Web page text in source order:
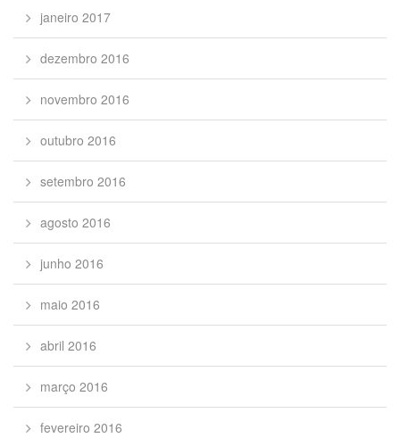
janeiro 2017
dezembro 2016
novembro 2016
outubro 2016
setembro 2016
agosto 2016
junho 2016
maio 2016
abril 2016
março 2016
fevereiro 2016